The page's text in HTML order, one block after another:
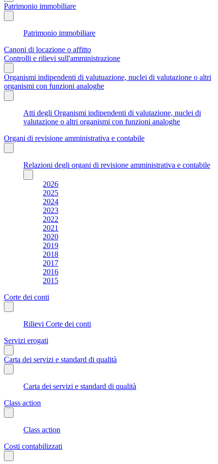
Patrimonio immobiliare
Patrimonio immobiliare
Canoni di locazione o affitto
Controlli e rilievi sull'amministrazione
Organismi indipendenti di valutuazione, nuclei di valutazione o altri
organismi con funzioni analoghe
Atti degli Organismi indipendenti di valutazione, nuclei di
valutazione o altri organismi con funzioni analoghe
Organi di revisione amministrativa e contabile
Relazioni degli organi di revisione amministrativa e contabile
2026
2025
2024
2023
2022
2021
2020
2019
2018
2017
2016
2015
Corte dei conti
Rilievi Corte dei conti
Servizi erogati
Carta dei servizi e standard di qualità
Carta dei servizi e standard di qualità
Class action
Class action
Costi contabilizzati